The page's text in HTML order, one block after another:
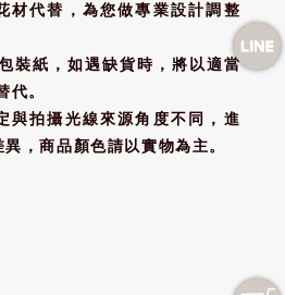
材代替，為您做專業設計調整
裝紙，如遇缺貨時，將以適當
代。
與拍攝光線來源角度不同，進
，商品顏色請以實物為主。